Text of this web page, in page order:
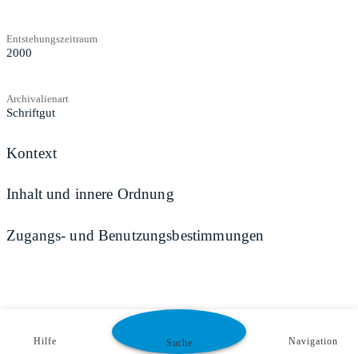
Entstehungszeitraum
2000
Archivalienart
Schriftgut
Kontext
Inhalt und innere Ordnung
Zugangs- und Benutzungsbestimmungen
Hilfe Suche Navigation